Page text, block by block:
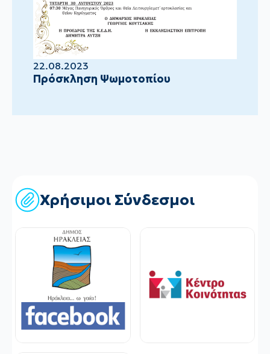
22.08.2023
Πρόσκληση Ψωμοτοπίου
Χρήσιμοι Σύνδεσμοι